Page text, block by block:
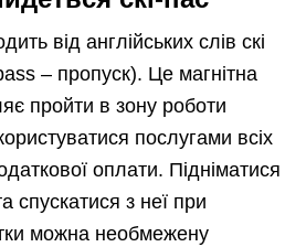
від англійських слів скі
– пропуск). Це магнітна
пройти в зону роботи
послугами всіх
оплати. Підніматися
спускатися з неї при
можна необмежену